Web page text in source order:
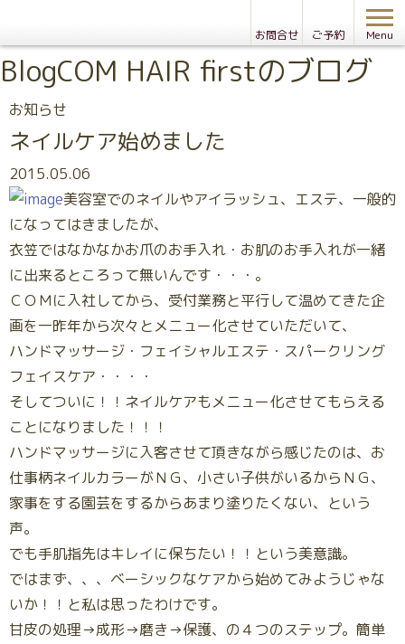
お問合せ ご予約 Menu
BlogCOM HAIR firstのブログ
お知らせ
ネイルケア始めました
2015.05.06
美容室でのネイルやアイラッシュ、エステ、一般的
になってはきましたが、
衣笠ではなかなかお爪のお手入れ・お肌のお手入れが一緒
に出来るところって無いんです・・・。
ＣＯＭに入社してから、受付業務と平行して温めてきた企
画を一昨年から次々とメニュー化させていただいて、
ハンドマッサージ・フェイシャルエステ・スパークリング
フェイスケア・・・・
そしてついに！！ネイルケアもメニュー化させてもらえる
ことになりました！！！
ハンドマッサージに入客させて頂きながら感じたのは、お
仕事柄ネイルカラーがＮＧ、小さい子供がいるからＮＧ、
家事をする園芸をするからあまり塗りたくない、という
声。
でも手肌指先はキレイに保ちたい！！という美意識。
ではまず、、、ベーシックなケアから始めてみようじゃな
いか！！と私は思ったわけです。
甘皮の処理→成形→磨き→保護、の４つのステップ。簡単